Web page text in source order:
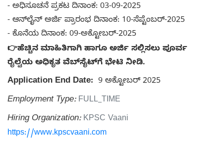
- ಅಧಿಸೂಚನೆ ಪ್ರಕಟ ದಿನಾಂಕ: 03-09-2025
- ಆನ್‌ಲೈನ್ ಅರ್ಜಿ ಪ್ರಾರಂಭ ದಿನಾಂಕ: 10-ಸೆಪ್ಟೆಂಬರ್-2025
- ಕೊನೆಯ ದಿನಾಂಕ: 09-ಅಕ್ಟೋಬರ್-2025
👉ಹೆಚ್ಚಿನ ಮಾಹಿತಿಗಾಗಿ ಹಾಗೂ ಅರ್ಜಿ ಸಲ್ಲಿಸಲು ಪೂರ್ವ
ರೈಲ್ವೆಯ ಅಧಿಕೃತ ವೆಬ್‌ಸೈಟ್‌ಗೆ ಭೇಟಿ ನೀಡಿ.
Application End Date: 9 ಅಕ್ಟೋಬರ್ 2025
Employment Type: FULL_TIME
Hiring Organization: KPSC Vaani
https://www.kpscvaani.com